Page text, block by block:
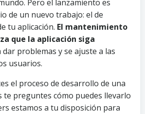
Pero el lanzamiento es
de un nuevo trabajo: el de
tu aplicación. El mantenimiento
que la aplicación siga
dar problemas y se ajuste a las
usuarios.
el proceso de desarrollo de una
te preguntes cómo puedes llevarlo
estamos a tu disposición para